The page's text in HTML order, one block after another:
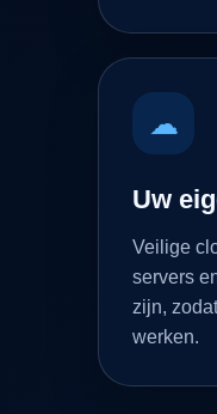
☁
Uw
Veilige
servers
zijn,
werken.